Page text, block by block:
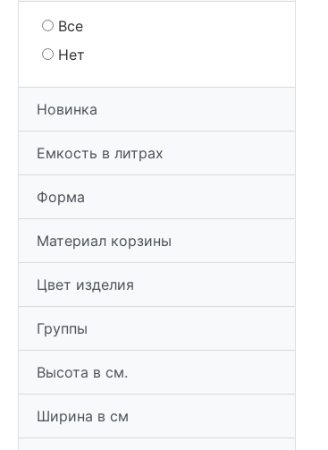
Все
Нет
Новинка
Емкость в литрах
Форма
Материал корзины
Цвет изделия
Группы
Высота в см.
Ширина в см